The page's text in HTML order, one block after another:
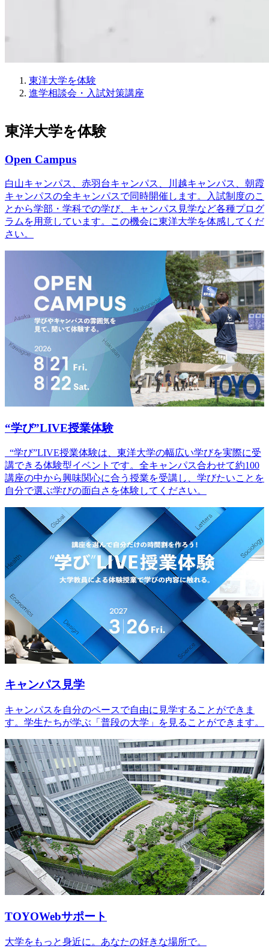
東洋大学を体験
進学相談会・入試対策講座
東洋大学を体験
Open Campus
白山キャンパス、赤羽台キャンパス、川越キャンパス、朝霞
キャンパスの全キャンパスで同時開催します。入試制度のこ
とから学部・学科での学び、キャンパス見学など各種プログ
ラムを用意しています。この機会に東洋大学を体感してくだ
さい。
“学び”LIVE授業体験
“学び”LIVE授業体験は、東洋大学の幅広い学びを実際に受
講できる体験型イベントです。全キャンパス合わせて約100
講座の中から興味関心に合う授業を受講し、学びたいことを
自分で選ぶ学びの面白さを体験してください。
キャンパス見学
キャンパスを自分のペースで自由に見学することができま
す。学生たちが学ぶ「普段の大学」を見ることができます。
TOYOWebサポート
大学をもっと身近に。あなたの好きな場所で。